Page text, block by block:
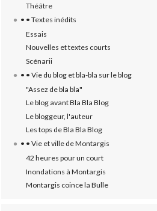
Théâtre
• • Textes inédits
Essais
Nouvelles et textes courts
Scénarii
• • Vie du blog et bla-bla sur le blog
"Assez de bla bla"
Le blog avant Bla Bla Blog
Le bloggeur, l'auteur
Les tops de Bla Bla Blog
• • Vie et ville de Montargis
42 heures pour un court
Inondations à Montargis
Montargis coince la Bulle